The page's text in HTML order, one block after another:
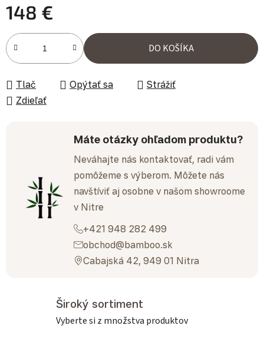
148 €
Jednotková cena:
DO KOŠÍKA
Tlač Opýtať sa
Strážiť
Zdieľať
Máte otázky ohľadom produktu?
Neváhajte nás kontaktovať, radi vám
pomôžeme s výberom. Môžete nás
navštíviť aj osobne v našom showroome
v Nitre
+421 948 282 499
obchod@bamboo.sk
Cabajská 42, 949 01 Nitra
Široký sortiment
Vyberte si z množstva produktov